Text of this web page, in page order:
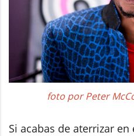
foto por Peter
Si acabas de aterrizar